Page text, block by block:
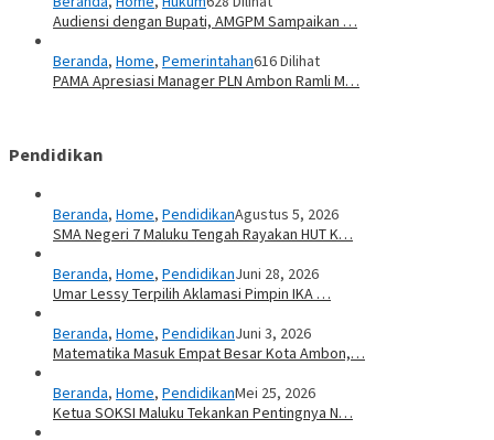
Audiensi dengan Bupati, AMGPM Sampaikan …
Beranda, Home, Pemerintahan616 Dilihat
PAMA Apresiasi Manager PLN Ambon Ramli M…
Pendidikan
Beranda, Home, PendidikanAgustus 5, 2026
SMA Negeri 7 Maluku Tengah Rayakan HUT K…
Beranda, Home, PendidikanJuni 28, 2026
Umar Lessy Terpilih Aklamasi Pimpin IKA …
Beranda, Home, PendidikanJuni 3, 2026
Matematika Masuk Empat Besar Kota Ambon,…
Beranda, Home, PendidikanMei 25, 2026
Ketua SOKSI Maluku Tekankan Pentingnya N…